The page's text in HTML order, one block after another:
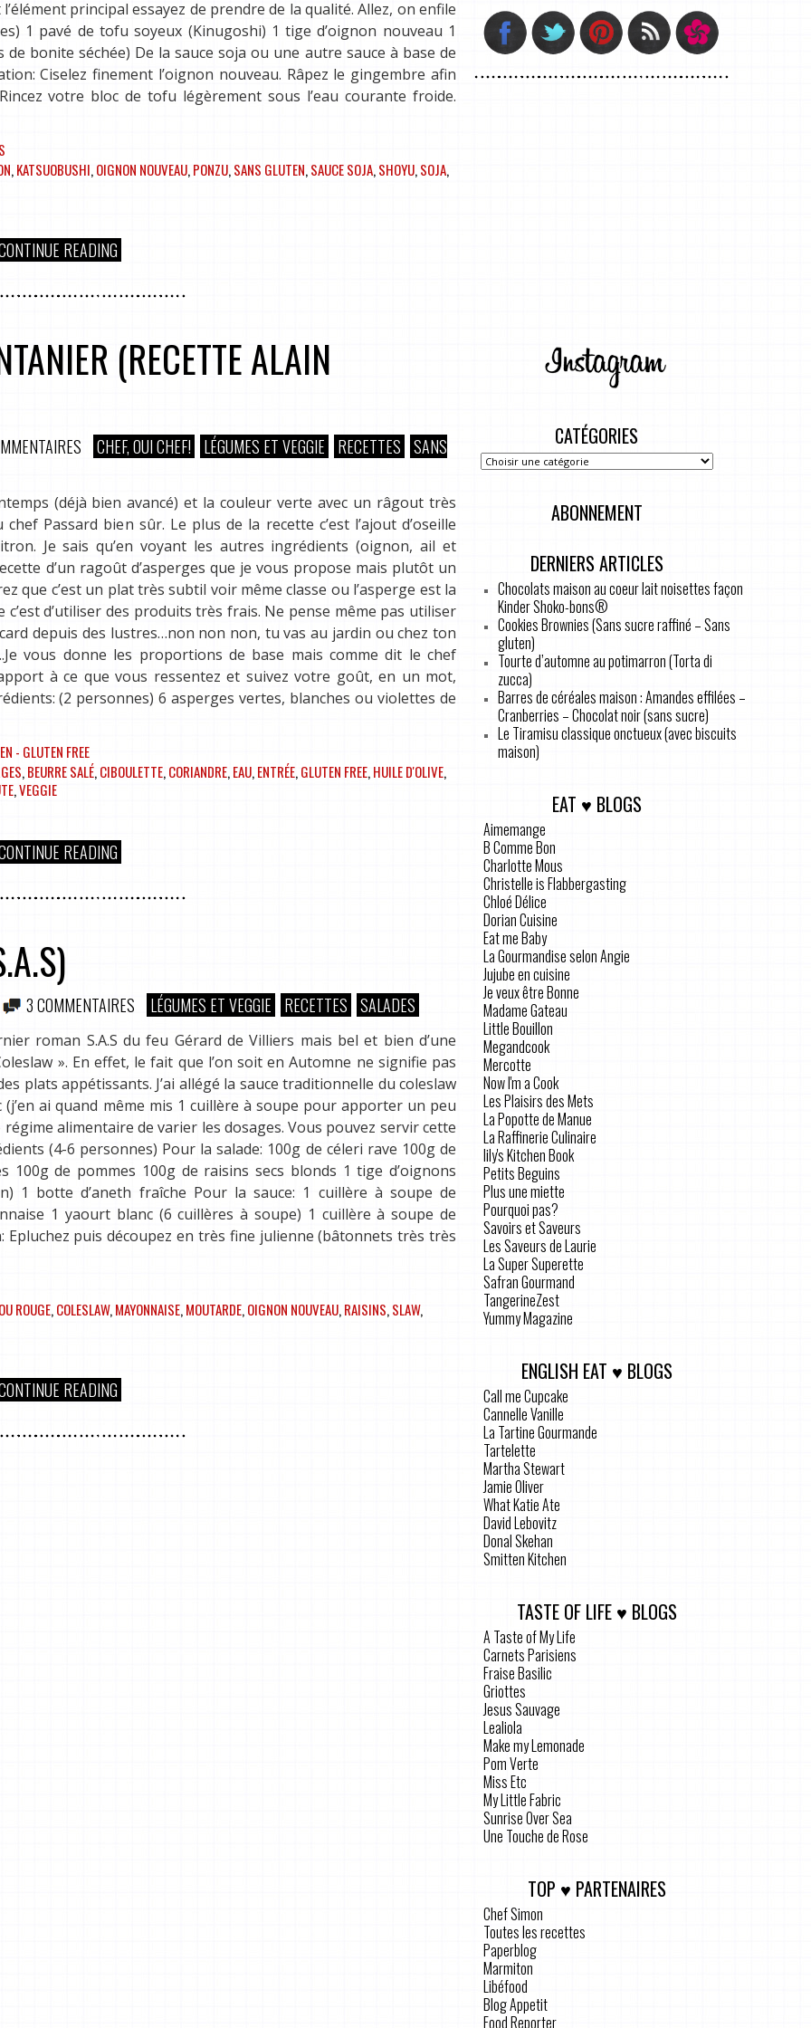
principal essayez de prendre de la qualité. Allez, on enfile
1 pavé de tofu soyeux (Kinugoshi) 1 tige d’oignon nouveau 1
bonite séchée) De la sauce soja ou une autre sauce à base de
Ciselez finement l’oignon nouveau. Râpez le gingembre afin
votre bloc de tofu légèrement sous l’eau courante froide.
,KATSUOBUSHI,OIGNON NOUVEAU,PONZU,SANS GLUTEN,SAUCE SOJA,SHOYU,SOJA,
READING
(RECETTE ALAIN
CHEF, OUI CHEF! LÉGUMES ET VEGGIE RECETTES SANS
(déjà bien avancé) et la couleur verte avec un râgout très
Passard bien sûr. Le plus de la recette c’est l’ajout d’oseille
Je sais qu’en voyant les autres ingrédients (oignon, ail et
d’un ragoût d’asperges que je vous propose mais plutôt un
que c’est un plat très subtil voir même classe ou l’asperge est la
d’utiliser des produits très frais. Ne pense même pas utiliser
depuis des lustres…non non non, tu vas au jardin ou chez ton
vous donne les proportions de base mais comme dit le chef
à ce que vous ressentez et suivez votre goût, en un mot,
(2 personnes) 6 asperges vertes, blanches ou violettes de
- GLUTEN FREE
,BEURRE SALÉ,CIBOULETTE,CORIANDRE,EAU,ENTRÉE,GLUTEN FREE,HUILE D'OLIVE,
,VEGGIE
READING
3 COMMENTAIRES LÉGUMES ET VEGGIE RECETTES SALADES
roman S.A.S du feu Gérard de Villiers mais bel et bien d’une
». En effet, le fait que l’on soit en Automne ne signifie pas
plats appétissants. J’ai allégé la sauce traditionnelle du coleslaw
ai quand même mis 1 cuillère à soupe pour apporter un peu
alimentaire de varier les dosages. Vous pouvez servir cette
(4-6 personnes) Pour la salade: 100g de céleri rave 100g de
de pommes 100g de raisins secs blonds 1 tige d’oignons
1 botte d’aneth fraîche Pour la sauce: 1 cuillère à soupe de
1 yaourt blanc (6 cuillères à soupe) 1 cuillère à soupe de
puis découpez en très fine julienne (bâtonnets très très
ROUGE,COLESLAW,MAYONNAISE,MOUTARDE,OIGNON NOUVEAU,RAISINS,SLAW,
READING
CATÉGORIES
ABONNEMENT
DERNIERS ARTICLES
Chocolats maison au coeur lait noisettes façon
Kinder Shoko-bons®
Cookies Brownies (Sans sucre raffiné – Sans
gluten)
Tourte d’automne au potimarron (Torta di
zucca)
Barres de céréales maison : Amandes effilées –
Cranberries – Chocolat noir (sans sucre)
Le Tiramisu classique onctueux (avec biscuits
maison)
EAT ♥ BLOGS
Aimemange
B Comme Bon
Charlotte Mous
Christelle is Flabbergasting
Chloé Délice
Dorian Cuisine
Eat me Baby
La Gourmandise selon Angie
Jujube en cuisine
Je veux être Bonne
Madame Gateau
Little Bouillon
Megandcook
Mercotte
Now I'm a Cook
Les Plaisirs des Mets
La Popotte de Manue
La Raffinerie Culinaire
lily's Kitchen Book
Petits Beguins
Plus une miette
Pourquoi pas?
Savoirs et Saveurs
Les Saveurs de Laurie
La Super Superette
Safran Gourmand
TangerineZest
Yummy Magazine
ENGLISH EAT ♥ BLOGS
Call me Cupcake
Cannelle Vanille
La Tartine Gourmande
Tartelette
Martha Stewart
Jamie Oliver
What Katie Ate
David Lebovitz
Donal Skehan
Smitten Kitchen
TASTE OF LIFE ♥ BLOGS
A Taste of My Life
Carnets Parisiens
Fraise Basilic
Griottes
Jesus Sauvage
Lealiola
Make my Lemonade
Pom Verte
Miss Etc
My Little Fabric
Sunrise Over Sea
Une Touche de Rose
TOP ♥ PARTENAIRES
Chef Simon
Toutes les recettes
Paperblog
Marmiton
Libéfood
Blog Appetit
Food Reporter